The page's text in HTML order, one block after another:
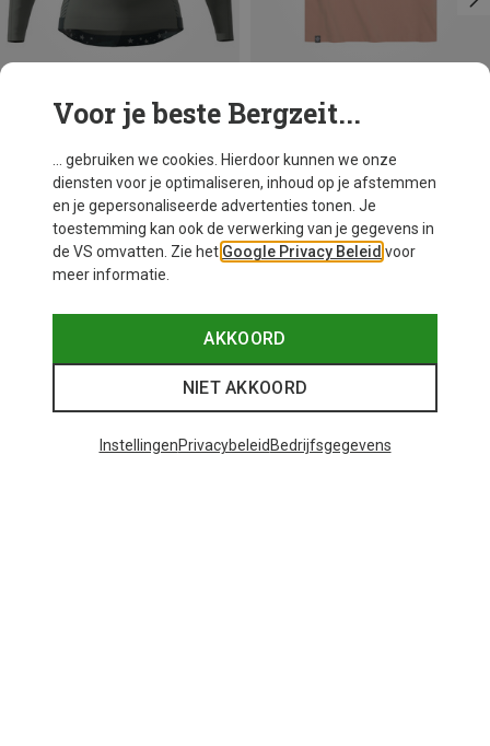
Je bespaart 40%
Bavarian Caps
Dames Roller T-shirt
€ 36,76
XS S M
Voor je beste Bergzeit...
... gebruiken we cookies. Hierdoor kunnen we onze
diensten voor je optimaliseren, inhoud op je afstemmen
en je gepersonaliseerde advertenties tonen. Je
toestemming kan ook de verwerking van je gegevens in
de VS omvatten. Zie het Google Privacy Beleid voor
meer informatie.
AKKOORD
NIET AKKOORD
InstellingenPrivacybeleid Bedrijfsgegevens